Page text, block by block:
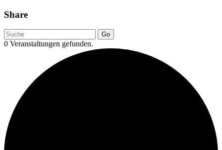
Share
Go
0 Veranstaltungen gefunden.